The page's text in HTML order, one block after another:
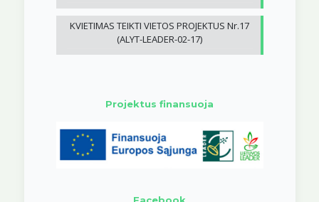
KVIETIMAS TEIKTI VIETOS PROJEKTUS Nr.17
(ALYT-LEADER-02-17)
Projektus finansuoja
Facebook